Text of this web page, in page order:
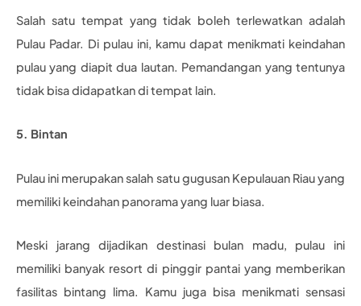
Salah satu tempat yang tidak boleh terlewatkan adalah
Pulau Padar. Di pulau ini, kamu dapat menikmati keindahan
pulau yang diapit dua lautan. Pemandangan yang tentunya
tidak bisa didapatkan di tempat lain.
5. Bintan
Pulau ini merupakan salah satu gugusan Kepulauan Riau yang
memiliki keindahan panorama yang luar biasa.
Meski jarang dijadikan destinasi bulan madu, pulau ini
memiliki banyak resort di pinggir pantai yang memberikan
fasilitas bintang lima. Kamu juga bisa menikmati sensasi